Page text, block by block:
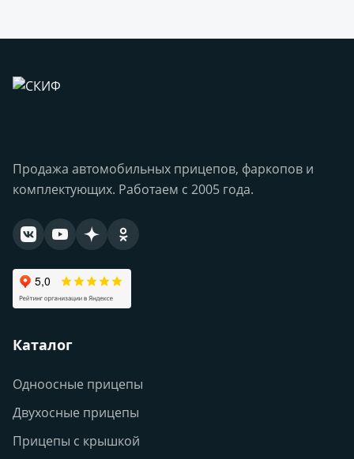
Продажа автомобильных прицепов, фаркопов и
комплектующих. Работаем с 2005 года.
Каталог
Одноосные прицепы
Двухосные прицепы
Прицепы с крышкой